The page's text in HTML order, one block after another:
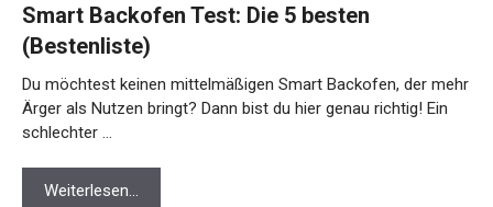
Smart Backofen Test: Die 5 besten
(Bestenliste)
Du möchtest keinen mittelmäßigen Smart Backofen, der mehr
Ärger als Nutzen bringt? Dann bist du hier genau richtig! Ein
schlechter …
Weiterlesen…